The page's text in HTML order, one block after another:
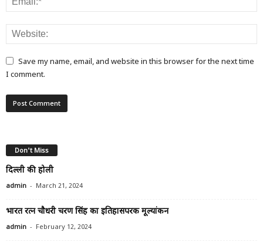
Save my name, email, and website in this browser for the next time
I comment.
Don't Miss
दिल्ली की होली
admin - March 21, 2024
भारत रत्न चौधरी चरण सिंह का इतिहासपरक मूल्यांकन
admin - February 12, 2024